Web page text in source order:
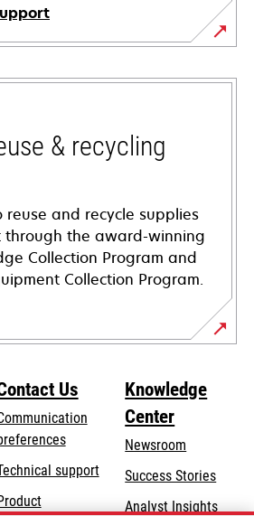
& recycling
reuse and recycle supplies
the award-winning
Collection Program and
Collection Program.
Us
supportopens
Knowledge
Center
Newsroom
Success Stories
Analyst Insights